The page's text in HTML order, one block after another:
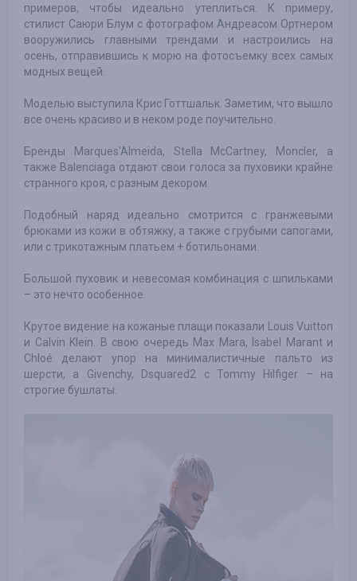
примеров, чтобы идеально утеплиться. К примеру,
стилист Саюри Блум с фотографом Андреасом Ортнером
вооружились главными трендами и настроились на
осень, отправившись к морю на фотосъемку всех самых
модных вещей.
Моделью выступила Крис Готтшальк. Заметим, что вышло
все очень красиво и в неком роде поучительно.
Бренды Marques'Almeida, Stella McCartney, Moncler, а
также Balenciaga отдают свои голоса за пуховики крайне
странного кроя, с разным декором.
Подобный наряд идеально смотрится с гранжевыми
брюками из кожи в обтяжку, а также с грубыми сапогами,
или с трикотажным платьем + ботильонами.
Большой пуховик и невесомая комбинация с шпильками
– это нечто особенное.
Крутое видение на кожаные плащи показали Louis Vuitton
и Calvin Klein. В свою очередь Max Mara, Isabel Marant и
Chloé делают упор на минималистичные пальто из
шерсти, а Givenchy, Dsquared2 с Tommy Hilfiger – на
строгие бушлаты.